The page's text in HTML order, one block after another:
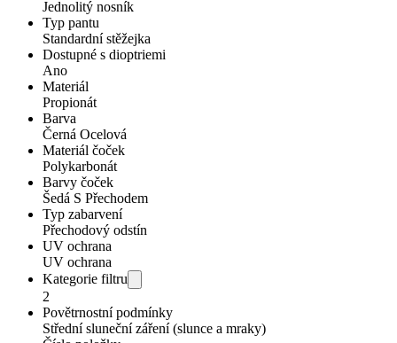
Jednolitý nosník
Typ pantu
Standardní stěžejka
Dostupné s dioptriemi
Ano
Materiál
Propionát
Barva
Černá Ocelová
Materiál čoček
Polykarbonát
Barvy čoček
Šedá S Přechodem
Typ zabarvení
Přechodový odstín
UV ochrana
UV ochrana
Kategorie filtru
2
Povětrnostní podmínky
Střední sluneční záření (slunce a mraky)